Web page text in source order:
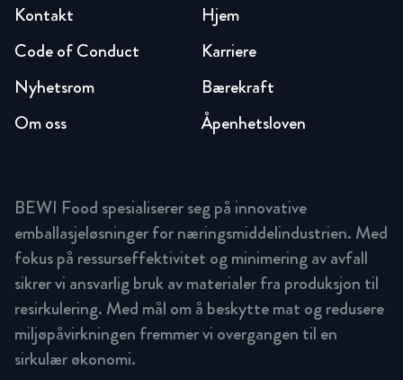
Hjem
Karriere
Bærekraft
Åpenhetsloven
Code of Conduct
Nyhetsrom
Om oss
Kontakt
BEWI Food spesialiserer seg på innovative
emballasjeløsninger for næringsmiddelindustrien. Med
fokus på ressurseffektivitet og minimering av avfall
sikrer vi ansvarlig bruk av materialer fra produksjon til
resirkulering. Med mål om å beskytte mat og redusere
miljøpåvirkningen fremmer vi overgangen til en
sirkulær økonomi.